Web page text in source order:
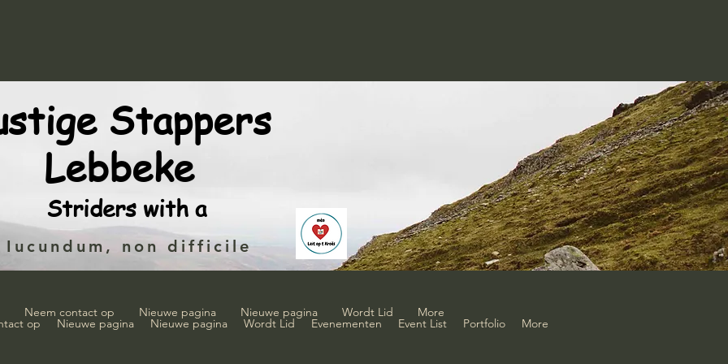
Stappers
Lebbeke
Striders with a
Iucundum, non difficile
Neem contact op Nieuwe pagina Nieuwe pagina Wordt Lid More
op Nieuwe pagina Nieuwe pagina Wordt Lid Evenementen Event List Portfolio More